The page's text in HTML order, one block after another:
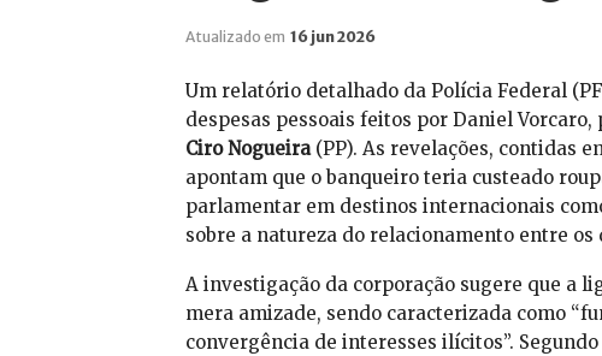
Atualizado em 16 jun 2026
Um relatório detalhado da Polícia Federal
despesas pessoais feitos por Daniel
Ciro Nogueira(PP). As revelações, contidas
apontam que o banqueiro teria custeado
parlamentar em destinos internacionais
sobre a natureza do relacionamento entre os
A investigação da corporação sugere que a
mera amizade, sendo caracterizada como
convergência de interesses ilícitos”.